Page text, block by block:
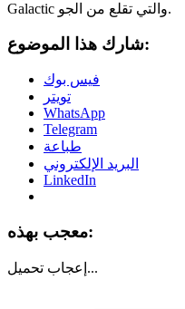
Galactic والتي تقلع من الجو.
شارك هذا الموضوع:
فيس بوك
تويتر
WhatsApp
Telegram
طباعة
البريد الإلكتروني
LinkedIn
معجب بهذه:
إعجاب تحميل...